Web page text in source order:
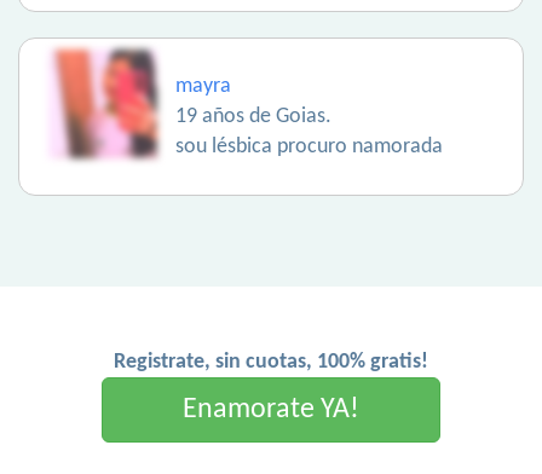
mayra
19 años de Goias.
sou lésbica procuro namorada
Registrate, sin cuotas, 100% gratis!
Enamorate YA!